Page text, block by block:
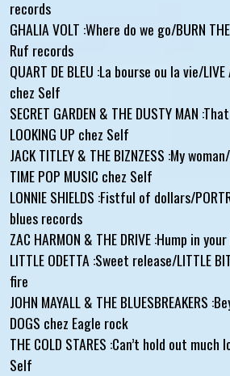
records
GHALIA VOLT :Where do we go/BURN
Ruf records
QUART DE BLEU :La bourse ou la vie/LIVE
chez Self
SECRET GARDEN & THE DUSTY MAN
LOOKING UP chez Self
JACK TITLEY & THE BIZNZESS :My
TIME POP MUSIC chez Self
LONNIE SHIELDS :Fistful of dollars/
blues records
ZAC HARMON & THE DRIVE :Hump in
LITTLE ODETTA :Sweet release/LITTLE
fire
JOHN MAYALL & THE BLUESBREAKERS
DOGS chez Eagle rock
THE COLD STARES :Can’t hold out much
Self